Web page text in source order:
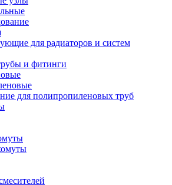
для радиаторов и систем
и фитинги
для полипропиленовых труб